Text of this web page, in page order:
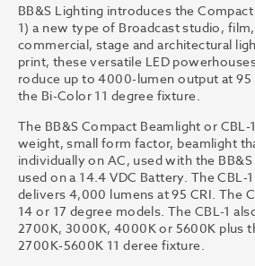
BB&S Lighting introduces the Compact
1) a new type of Broadcaststudio, film,
commercial,stage and architectural
print, theseversatile LED pow
roduce up to 4000-lumen output at 95
the Bi-Color 11 degree fixture.
The BB&S Compact Beamlight or CBL-
weight, small form factor, beamlight
individually on AC, used with the
used on a 14.4 VDC Battery. The CBL-
delivers 4,000 lumens at 95 CRI. The
14 or 17 degree models. The CBL-1
2700K, 3000K, 4000K or 5600K plus
2700K-5600K 11 deree fixture.